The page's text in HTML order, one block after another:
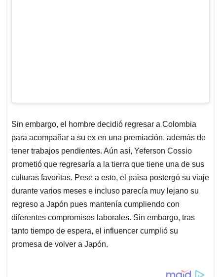
Sin embargo, el hombre decidió regresar a Colombia
para acompañar a su ex en una premiación, además de
tener trabajos pendientes. Aún así, Yeferson Cossio
prometió que regresaría a la tierra que tiene una de sus
culturas favoritas. Pese a esto, el paisa postergó su viaje
durante varios meses e incluso parecía muy lejano su
regreso a Japón pues mantenía cumpliendo con
diferentes compromisos laborales. Sin embargo, tras
tanto tiempo de espera, el influencer cumplió su
promesa de volver a Japón.